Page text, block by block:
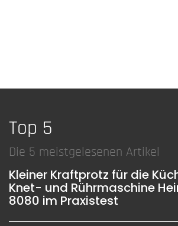
Top 5
Die 5 meistgelesenen Artikel
Kleiner Kraftprotz für die
Knet- und Rührmaschine
8080 im Praxistest